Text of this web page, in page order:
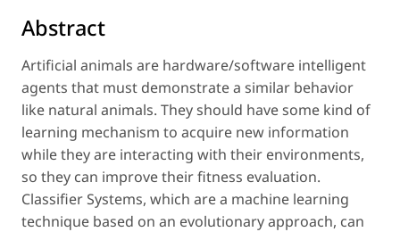
Abstract
Artificial animals are hardware/software intelligent
agents that must demonstrate a similar behavior
like natural animals. They should have some kind of
learning mechanism to acquire new information
while they are interacting with their environments,
so they can improve their fitness evaluation.
Classifier Systems, which are a machine learning
technique based on an evolutionary approach, can